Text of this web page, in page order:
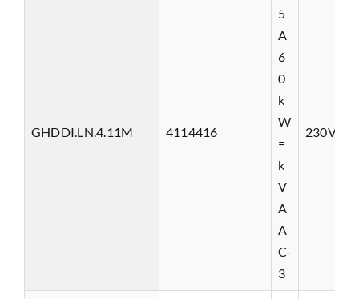
GHDDI.LN.4.11M 4114416
5
A
6
0
k
W
=
k
V
A
A
C-
3
230VAC